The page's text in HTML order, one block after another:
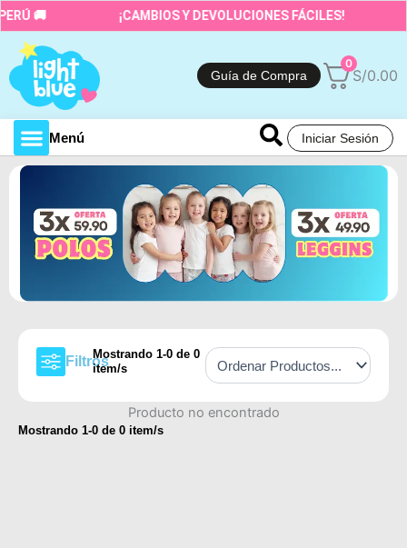
Ir
al
contenido
🚚 ¡CAMBIOS Y DEVOLUCIONES FÁCILES!
Guía de Compra
0
S/0.00
Menú Iniciar Sesión
FiltrosMostrando 1-0de 0
item/s
Producto no encontrado
Mostrando 1-0 de 0 item/s